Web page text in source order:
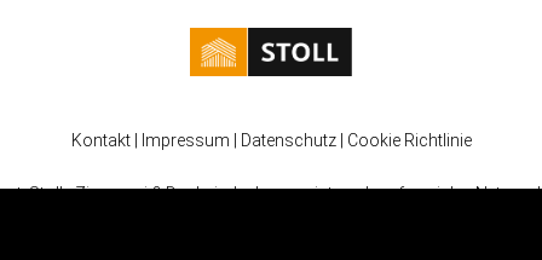
Kontakt| Impressum Datenschutz| Cookie Richtlinie
Stoll - Zimmerei & Dacheindeckungen ist auch auf sozialen